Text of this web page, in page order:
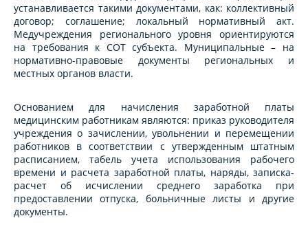
устанавливается такими документами, как: коллективный
договор; соглашение; локальный нормативный акт.
Медучреждения регионального уровня ориентируются
на требования к СОТ субъекта. Муниципальные – на
нормативно-правовые документы региональных и
местных органов власти.
Основанием для начисления заработной платы
медицинским работникам являются: приказ руководителя
учреждения о зачислении, увольнении и перемещении
работников в соответствии с утвержденным штатным
расписанием, табель учета использования рабочего
времени и расчета заработной платы, наряды, записка-
расчет об исчислении среднего заработка при
предоставлении отпуска, больничные листы и другие
документы.